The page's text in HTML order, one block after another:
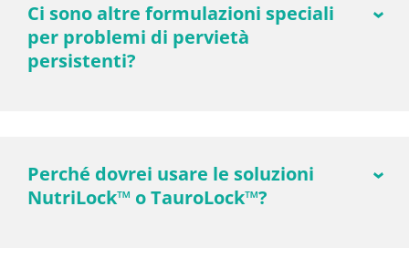
Ci sono altre formulazioni speciali
per problemi di pervietà
persistenti?
Perché dovrei usare le soluzioni
NutriLock™ o TauroLock™?